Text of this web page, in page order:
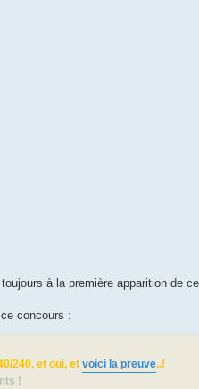
à la première apparition de
concours :
240, et oui, et voici la preuve..!
!